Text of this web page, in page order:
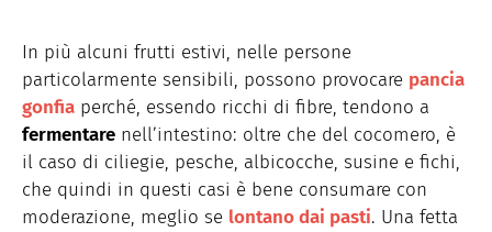
In più alcuni frutti estivi, nelle persone
particolarmente sensibili, possono provocare pancia
gonfia perché, essendo ricchi di fibre, tendono a
fermentare nell’intestino: oltre che del cocomero, è
il caso di ciliegie, pesche, albicocche, susine e fichi,
che quindi in questi casi è bene consumare con
moderazione, meglio se lontano dai pasti. Una fetta